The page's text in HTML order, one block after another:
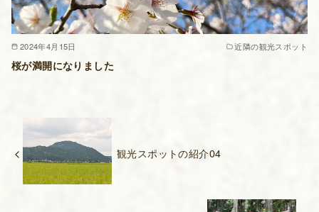
2024年4月15日 近隣の観光スポット
桜が満開になりました
観光スポットの紹介04